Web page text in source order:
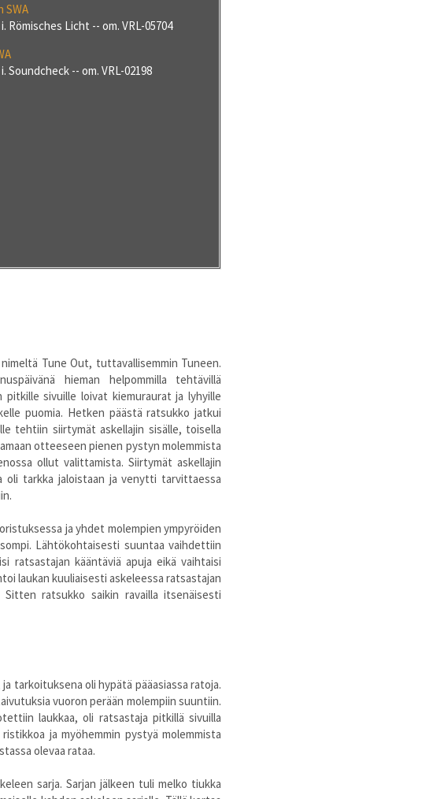
SWA
i. Römisches Licht -- om. VRL-05704
i. Soundcheck -- om. VRL-02198
Tune Out, tuttavallisemmin Tuneen.
hieman helpommilla tehtävillä
sivuille loivat kiemuraurat ja lyhyille
puomia. Hetken päästä ratsukko jatkui
tehtiin siirtymät askellajin sisälle, toisella
otteeseen pienen pystyn molemmista
ollut valittamista. Siirtymät askellajin
oli tarkka jaloistaan ja venytti tarvittaessa
ja yhdet molempien ympyröiden
Lähtökohtaisesti suuntaa vaihdettiin
ratsastajan kääntäviä apuja eikä vaihtaisi
laukan kuuliaisesti askeleessa ratsastajan
ratsukko saikin ravailla itsenäisesti
tarkoituksena oli hypätä pääasiassa ratoja.
vuoron perään molempiin suuntiin.
laukkaa, oli ratsastaja pitkillä sivuilla
ja myöhemmin pystyä molemmista
olevaa rataa.
sarja. Sarjan jälkeen tuli melko tiukka